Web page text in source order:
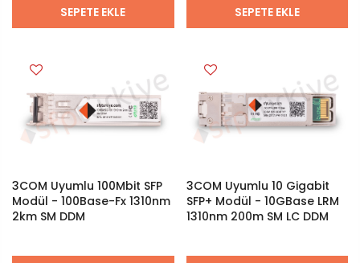
SEPETE EKLE SEPETE EKLE
3COM Uyumlu 100Mbit SFP
Modül - 100Base-Fx 1310nm
2km SM DDM
3COM Uyumlu 10 Gigabit
SFP+ Modül - 10GBase LRM
1310nm 200m SM LC DDM